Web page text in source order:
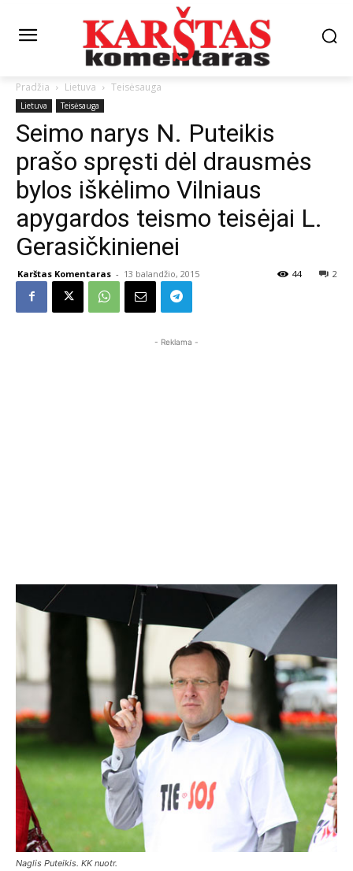
Pradžia Lietuva Teisėsauga
Lietuva Teisėsauga
Seimo narys N. Puteikis
prašo spręsti dėl drausmės
bylos iškėlimo Vilniaus
apygardos teismo teisėjai L.
Gerasičkinienei
Karštas Komentaras - 13 balandžio, 2015 2
44
- Reklama -
Naglis Puteikis. KK nuotr.